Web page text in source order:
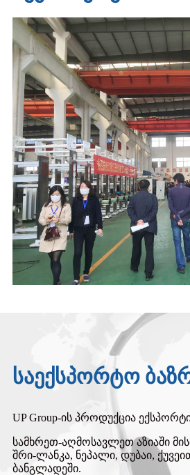
საექსპორტო
UP Group-ის პროდუქცია
სამხრეთ-აღმოსავლეთ აზიაში
შრი-ლანკა, ნეპალი, დუბაი,
ბანგლადეში.